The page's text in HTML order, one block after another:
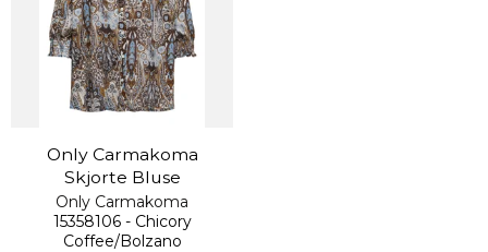
Only Carmakoma
Skjorte Bluse
Only Carmakoma
15358106 - Chicory
Coffee/Bolzano